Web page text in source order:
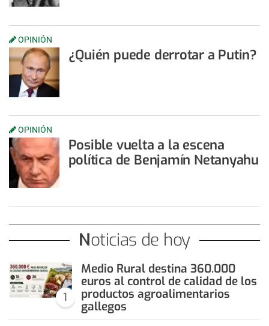
OPINIÓN
¿Quién puede derrotar a Putin?
OPINIÓN
Posible vuelta a la escena
política de Benjamín Netanyahu
Noticias de hoy
1
Medio Rural destina 360.000
euros al control de calidad de los
productos agroalimentarios
gallegos